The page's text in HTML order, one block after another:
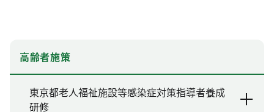
高齢者施策
東京都老人福祉施設等感染症対策指導者養成
研修